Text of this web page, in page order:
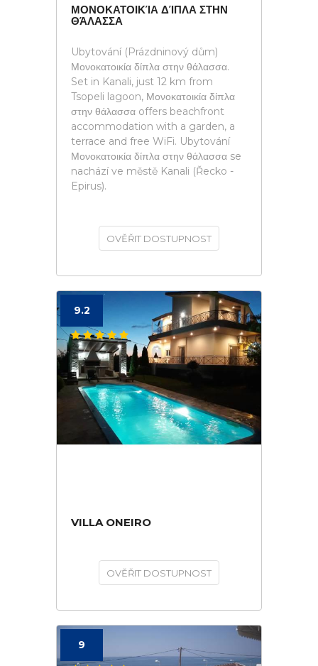
ΜΟΝΟΚΑΤΟΙΚΊΑ ΔΊΠΛΑ ΣΤΗΝ
ΘΆΛΑΣΣΑ
Ubytování (Prázdninový dům)
Μονοκατοικία δίπλα στην θάλασσα.
Set in Kanali, just 12 km from
Tsopeli lagoon, Μονοκατοικία δίπλα
στην θάλασσα offers beachfront
accommodation with a garden, a
terrace and free WiFi. Ubytování
Μονοκατοικία δίπλα στην θάλασσα se
nachází ve městě Kanali (Řecko -
Epirus).
OVĚŘIT DOSTUPNOST
9.2
VILLA ONEIRO
OVĚŘIT DOSTUPNOST
9